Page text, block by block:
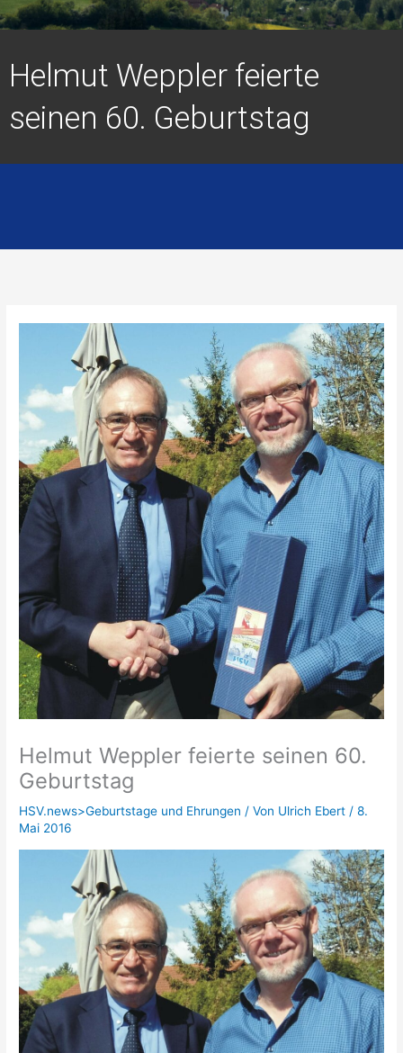
Helmut Weppler feierte
seinen 60. Geburtstag
Helmut Weppler feierte seinen 60.
Geburtstag
HSV.news>Geburtstage und Ehrungen / Von Ulrich Ebert/8.
Mai 2016